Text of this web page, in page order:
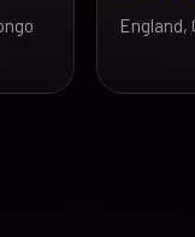
England,